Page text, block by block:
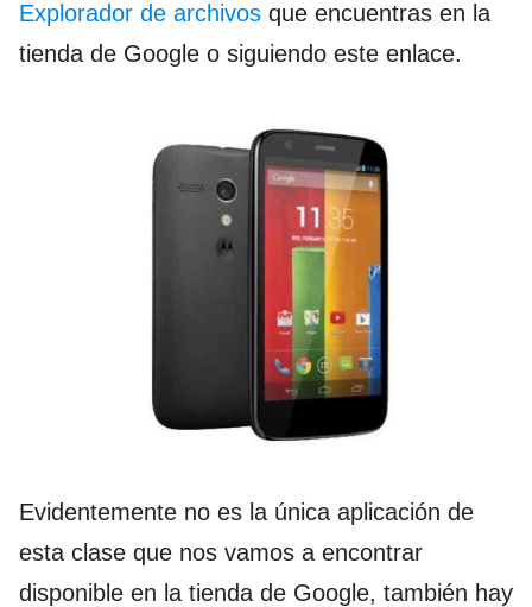
Explorador de archivos que encuentras en la
tienda de Google o siguiendo este enlace.
Evidentemente no es la única aplicación de
esta clase que nos vamos a encontrar
disponible en la tienda de Google, también hay